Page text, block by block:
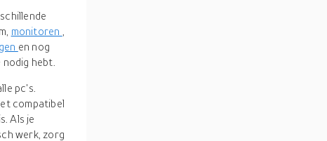
monitoren
en nog
hebt.
pc's.
compatibel
Als je
werk, zorg